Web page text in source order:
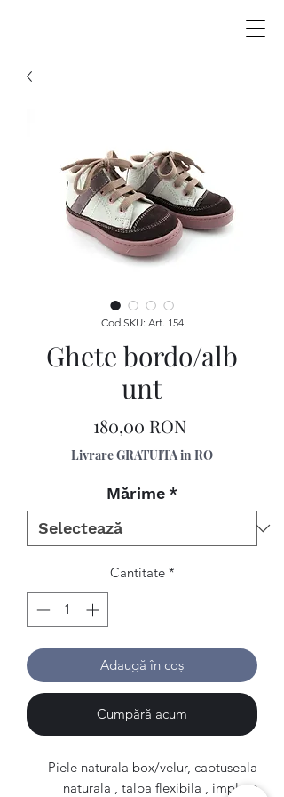
Cod SKU: Art. 154
Ghete bordo/alb
unt
180,00 RONPreț
Livrare GRATUITA in RO
Mărime *
Cantitate *
Adaugă în coș
Cumpără acum
Piele naturala box/velur, captuseala
naturala , talpa flexibila , implant